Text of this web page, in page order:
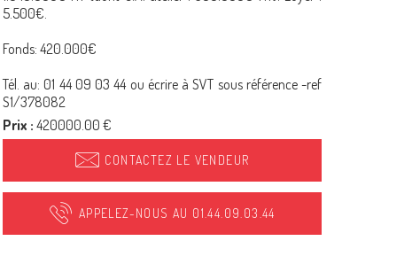
5.500€.
Fonds: 420.000€
Tél. au: 01 44 09 03 44 ou écrire à SVT sous référence -ref
S1/378082
Prix : 420000.00 €
CONTACTEZ LE VENDEUR
APPELEZ-NOUS AU 01.44.09.03.44